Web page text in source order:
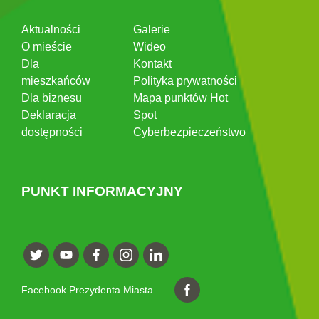
Aktualności
O mieście
Dla
mieszkańców
Dla biznesu
Deklaracja
dostępności
Galerie
Wideo
Kontakt
Polityka prywatności
Mapa punktów Hot
Spot
Cyberbezpieczeństwo
PUNKT INFORMACYJNY
Facebook Prezydenta Miasta